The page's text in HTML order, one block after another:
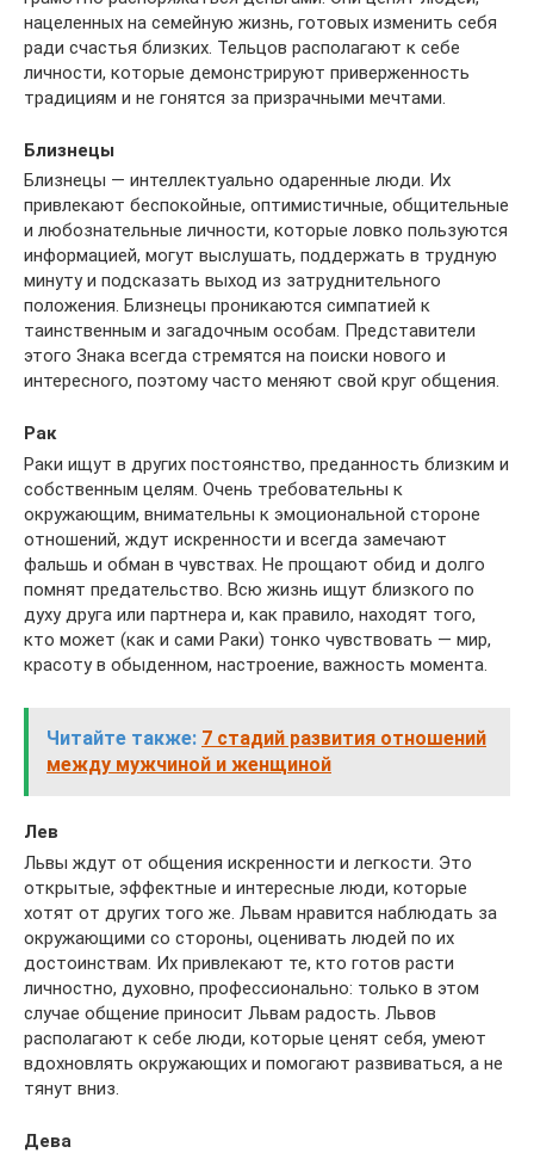
нацеленных на семейную жизнь, готовых изменить себя
ради счастья близких. Тельцов располагают к себе
личности, которые демонстрируют приверженность
традициям и не гонятся за призрачными мечтами.
Близнецы
Близнецы — интеллектуально одаренные люди. Их
привлекают беспокойные, оптимистичные, общительные
и любознательные личности, которые ловко пользуются
информацией, могут выслушать, поддержать в трудную
минуту и подсказать выход из затруднительного
положения. Близнецы проникаются симпатией к
таинственным и загадочным особам. Представители
этого Знака всегда стремятся на поиски нового и
интересного, поэтому часто меняют свой круг общения.
Рак
Раки ищут в других постоянство, преданность близким и
собственным целям. Очень требовательны к
окружающим, внимательны к эмоциональной стороне
отношений, ждут искренности и всегда замечают
фальшь и обман в чувствах. Не прощают обид и долго
помнят предательство. Всю жизнь ищут близкого по
духу друга или партнера и, как правило, находят того,
кто может (как и сами Раки) тонко чувствовать — мир,
красоту в обыденном, настроение, важность момента.
Читайте также: 7 стадий развития отношений
между мужчиной и женщиной
Лев
Львы ждут от общения искренности и легкости. Это
открытые, эффектные и интересные люди, которые
хотят от других того же. Львам нравится наблюдать за
окружающими со стороны, оценивать людей по их
достоинствам. Их привлекают те, кто готов расти
личностно, духовно, профессионально: только в этом
случае общение приносит Львам радость. Львов
располагают к себе люди, которые ценят себя, умеют
вдохновлять окружающих и помогают развиваться, а не
тянут вниз.
Дева